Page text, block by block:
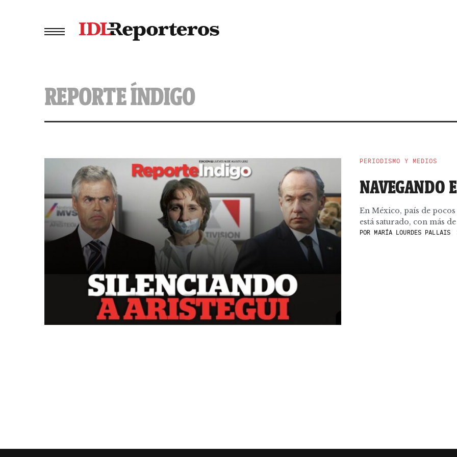
REPORTE ÍNDIGO
PERIODISMO Y MEDIOS
NAVEGANDO
En México, país de
está saturado, con más
POR MARÍA LOURDES PALLAIS